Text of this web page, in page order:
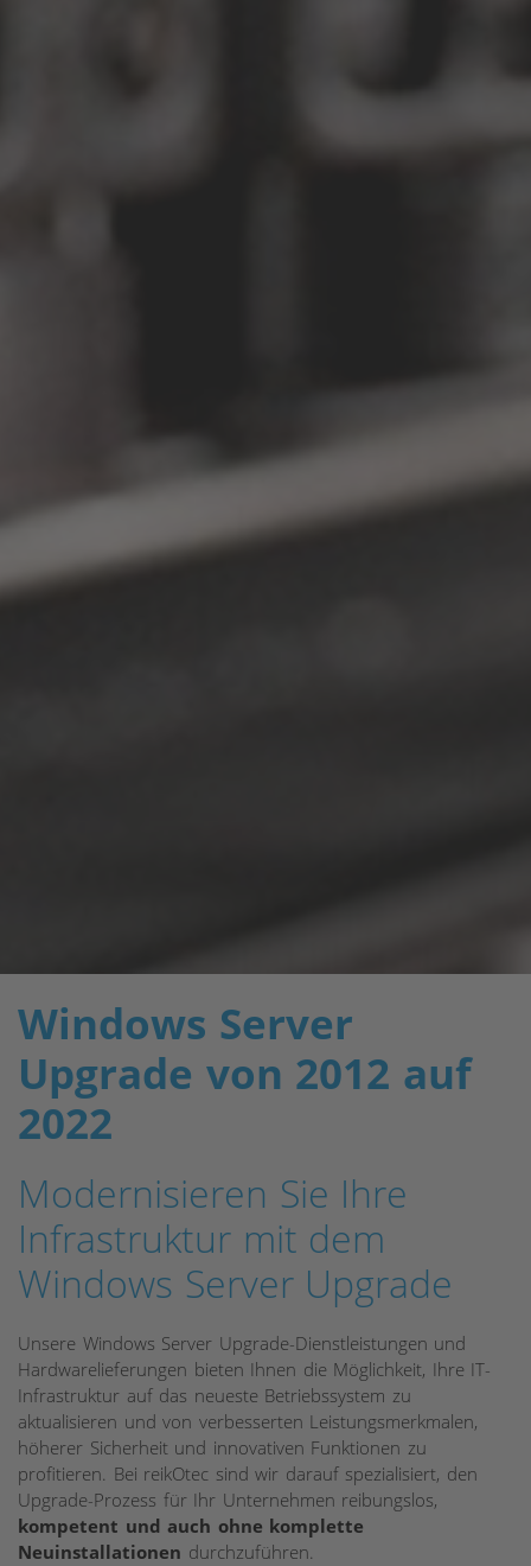
Windows Server
Upgrade von 2012 auf
2022
Modernisieren Sie Ihre
Infrastruktur mit dem
Windows Server Upgrade
Unsere Windows Server Upgrade-Dienstleistungen und
Hardwarelieferungen bieten Ihnen die Möglichkeit, Ihre IT-
Infrastruktur auf das neueste Betriebssystem zu
aktualisieren und von verbesserten Leistungsmerkmalen,
höherer Sicherheit und innovativen Funktionen zu
profitieren. Bei reikOtec sind wir darauf spezialisiert, den
Upgrade-Prozess für Ihr Unternehmen reibungslos,
kompetent und auch ohne komplette
Neuinstallationen durchzuführen.